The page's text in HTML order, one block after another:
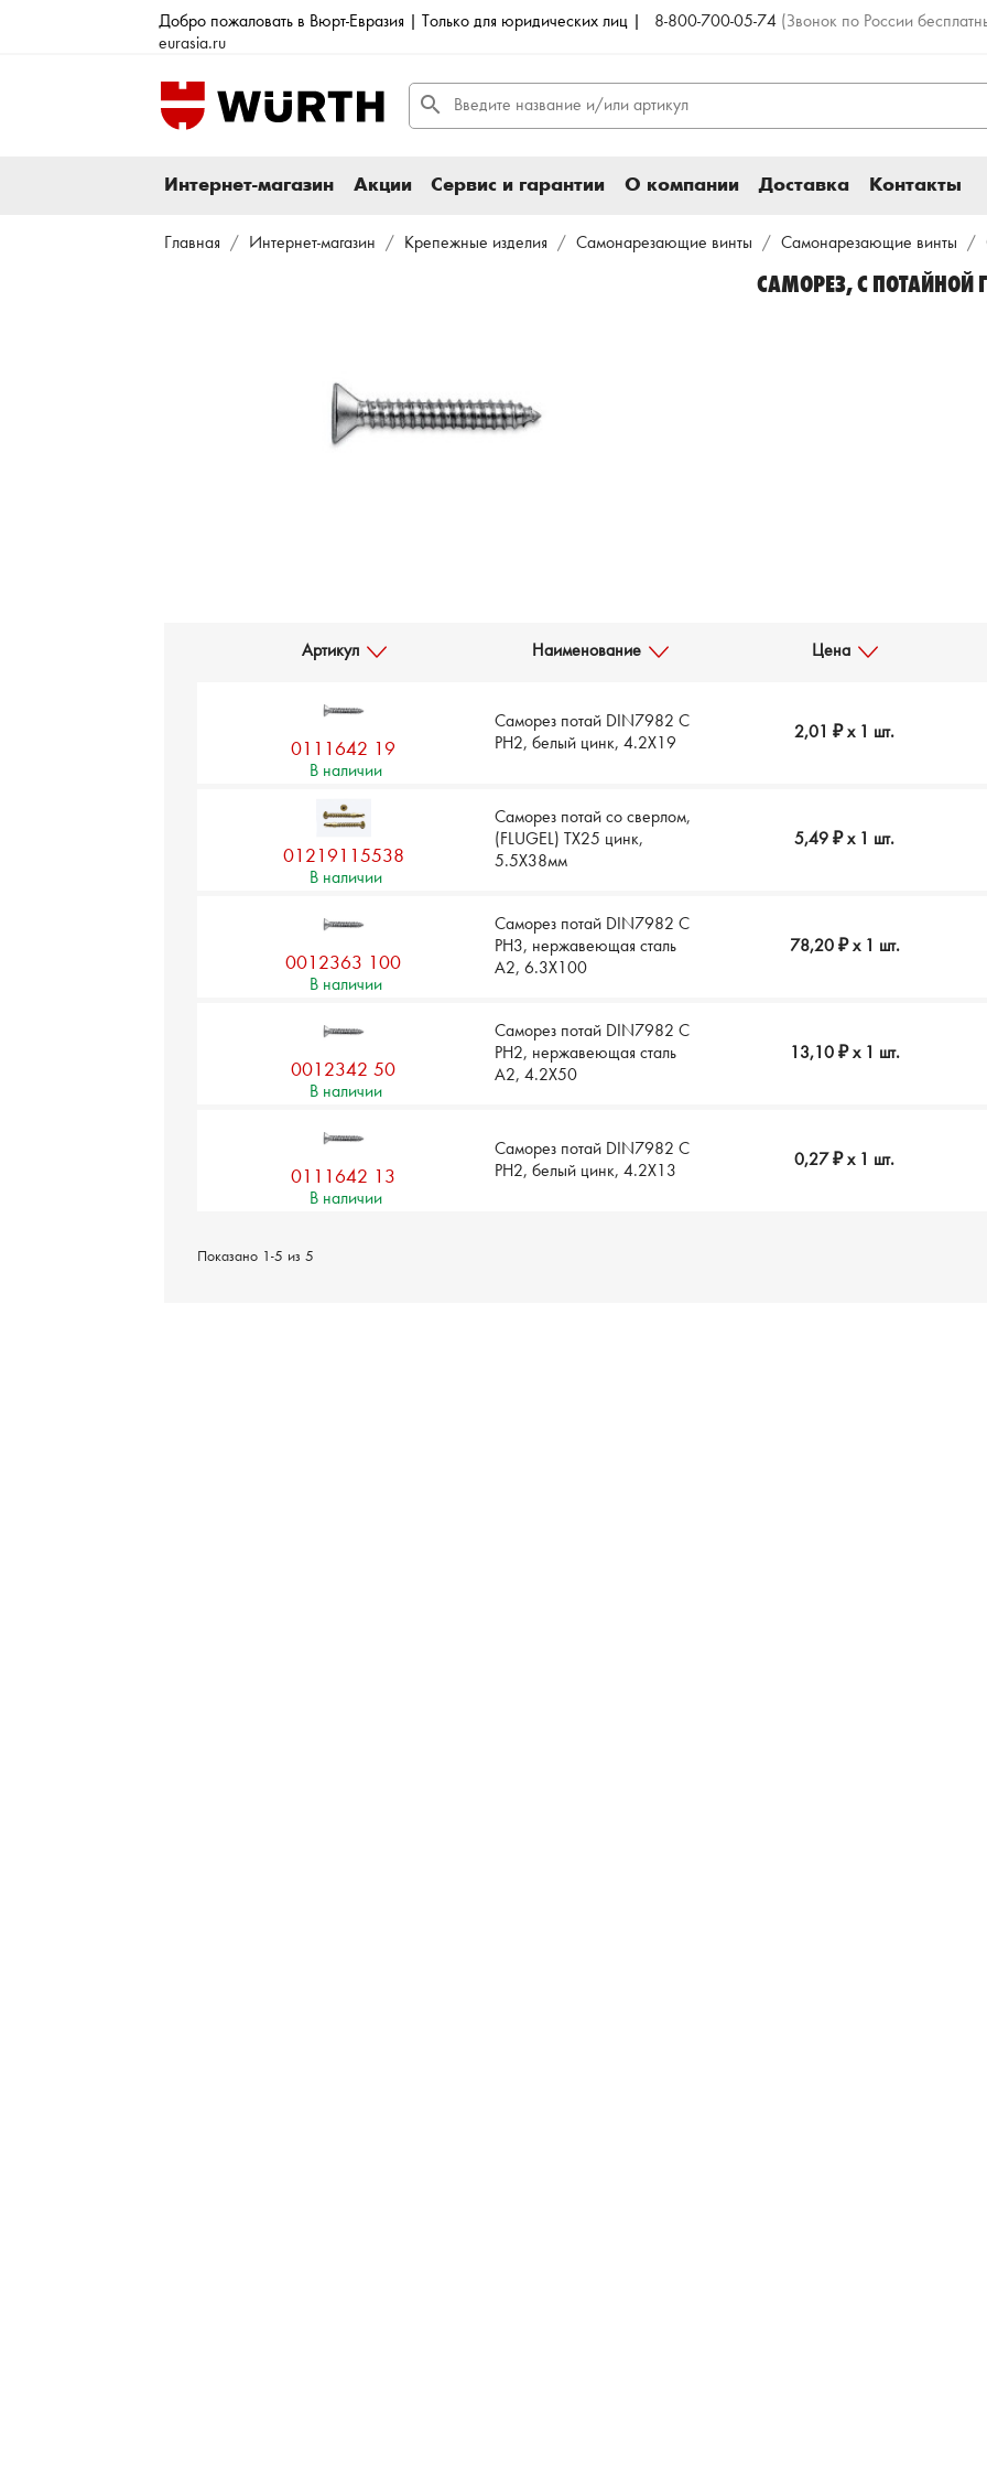
Добро пожаловать в Вюрт-Евразия | Только для юридических лиц | 8-800-700-05-74 (Звонок по России
eurasia.ru
search
Интернет-магазин Акции Сервис и гарантии О компании Доставка Контакты
Главная Интернет-магазин Крепежные изделия Самонарезающие винты Самонарезающие винты
САМОРЕЗ, С ПОТАЙНОЙ
Артикул Наименование Цена
0111642 19
В наличии
Саморез потай DIN7982 C
РH2, белый цинк, 4.2X19
2,01 ₽x 1 шт.
01219115538
В наличии
Саморез потай со сверлом,
(FLUGEL) ТХ25 цинк,
5.5Х38мм
5,49 ₽x 1 шт.
0012363 100
В наличии
Саморез потай DIN7982 C
РH3, нержавеющая сталь
A2, 6.3X100
78,20 ₽x 1 шт.
0012342 50
В наличии
Саморез потай DIN7982 C
РH2, нержавеющая сталь
A2, 4.2X50
13,10 ₽x 1 шт.
0111642 13
В наличии
Саморез потай DIN7982 C
РH2, белый цинк, 4.2X13
0,27 ₽x 1 шт.
Показано 1-5 из 5